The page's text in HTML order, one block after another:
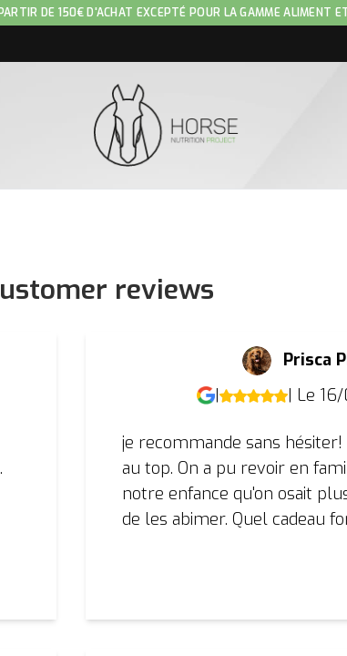
DE 150€ D'ACHAT EXCEPTÉ POUR LA GAMME ALIMENT
reviews
Prisca
|
| Le
je recommande sans
au top. On a pu revoir en
notre enfance qu'on osait
de les abimer. Quel cadeau